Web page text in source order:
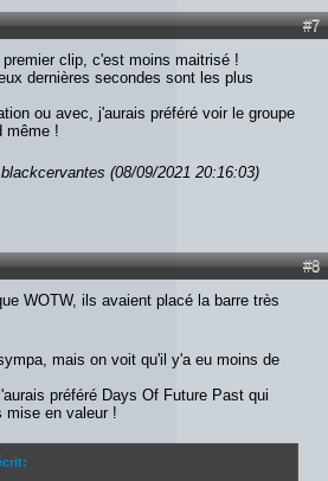
#7
clip, c'est moins maitrisé !
dernières secondes sont les plus
ou avec, j'aurais préféré voir le groupe
même !
(08/09/2021 20:16:03)
#8
WOTW, ils avaient placé la barre très
mais on voit qu'il y'a eu moins de
préféré Days Of Future Past qui
mise en valeur !